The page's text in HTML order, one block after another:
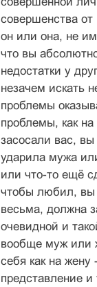
совершенства
он или она, не
что вы
недостатки у
незачем искать
проблемы
проблемы, как на
засосали вас,
ударила мужа
или что-то ещё
чтобы любил, вы
весьма, должна
очевидной и
вообще муж или
себя как на
представление